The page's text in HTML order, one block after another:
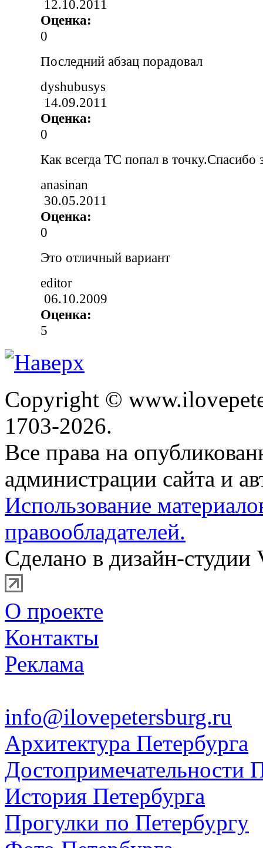
12.10.2011
Оценка:
0
Последний абзац порадовал
dyshubusys
14.09.2011
Оценка:
0
Как всегда ТС попал в точку.Спасибо
anasinan
30.05.2011
Оценка:
0
Это отличный вариант
editor
06.10.2009
Оценка:
5
Copyright ©
1703-2026.
Все права на
администрации сайта и
Использование
правообладателей.
Сделано в дизайн-студии
О проекте
Контакты
Реклама
info@ilovepetersburg.ru
Архитектура Петербурга
Достопримечательности
История Петербурга
Прогулки по Петербургу